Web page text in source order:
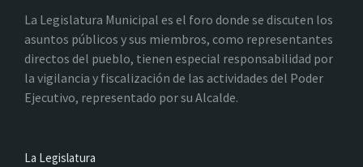
La Legislatura Municipal es el foro donde se discuten los
asuntos públicos y sus miembros, como representantes
directos del pueblo, tienen especial responsabilidad por
la vigilancia y fiscalización de las actividades del Poder
Ejecutivo, representado por su Alcalde.
La Legislatura